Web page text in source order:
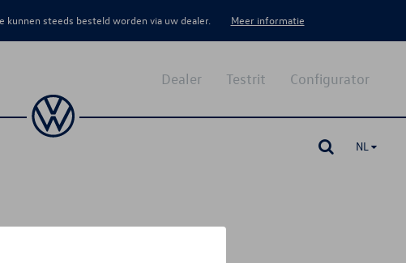
steeds besteld worden via uw dealer. Meer informatie
Configurator
Testrit
Dealer
NL